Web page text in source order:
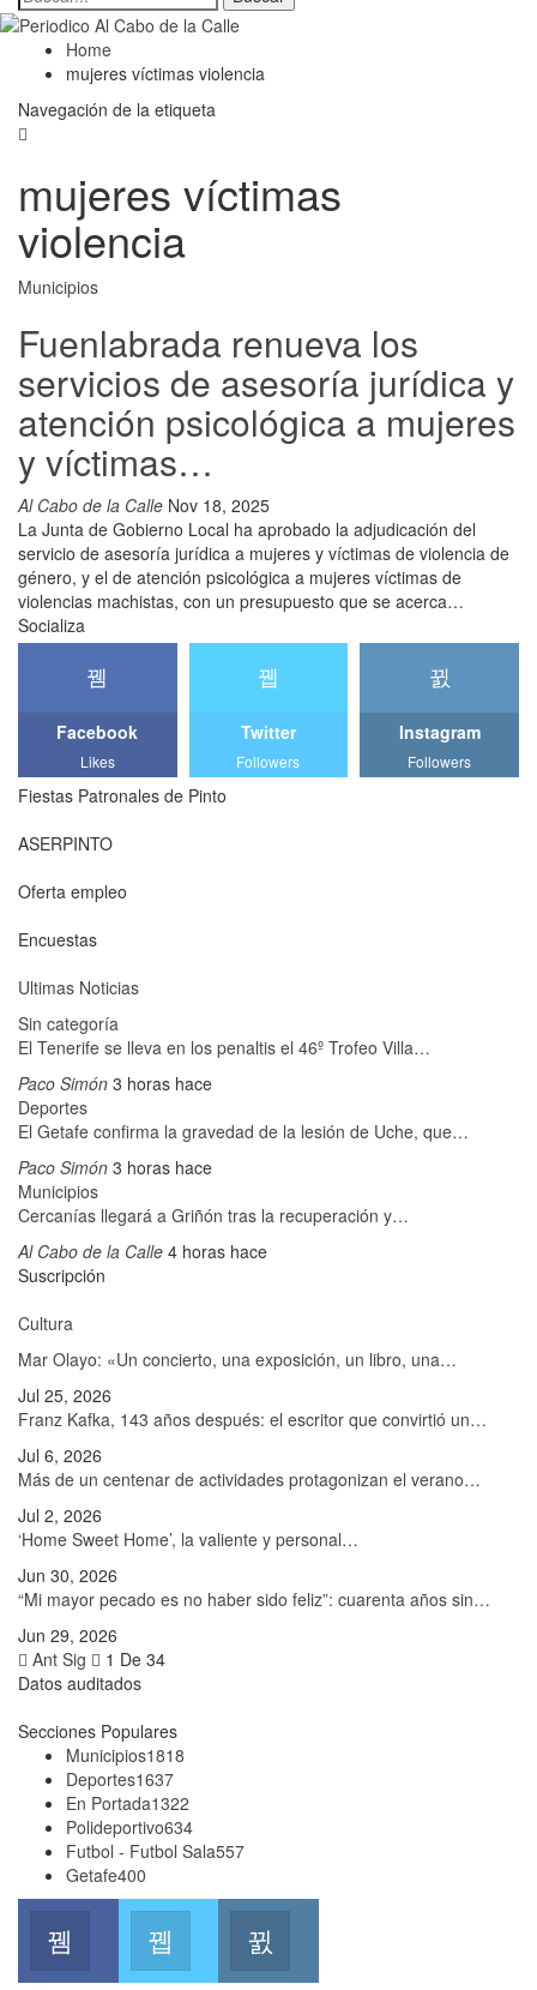
Home
mujeres víctimas violencia
Navegación de la etiqueta
mujeres víctimas
violencia
Municipios
Fuenlabrada renueva los
servicios de asesoría jurídica y
atención psicológica a mujeres
y víctimas…
Al Cabo de la Calle Nov 18, 2025
La Junta de Gobierno Local ha aprobado la adjudicación del
servicio de asesoría jurídica a mujeres y víctimas de violencia de
género, y el de atención psicológica a mujeres víctimas de
violencias machistas, con un presupuesto que se acerca…
Socializa
Facebook
Likes
Twitter
Followers
Instagram
Followers
Fiestas Patronales de Pinto
ASERPINTO
Oferta empleo
Encuestas
Ultimas Noticias
Sin categoría
El Tenerife se lleva en los penaltis el 46º Trofeo Villa…
Paco Simón 3 horas hace
Deportes
El Getafe confirma la gravedad de la lesión de Uche, que…
Paco Simón 3 horas hace
Municipios
Cercanías llegará a Griñón tras la recuperación y…
Al Cabo de la Calle 4 horas hace
Suscripción
Cultura
Mar Olayo: «Un concierto, una exposición, un libro, una…
Jul 25, 2026
Franz Kafka, 143 años después: el escritor que convirtió un…
Jul 6, 2026
Más de un centenar de actividades protagonizan el verano…
Jul 2, 2026
‘Home Sweet Home’, la valiente y personal…
Jun 30, 2026
“Mi mayor pecado es no haber sido feliz”: cuarenta años sin…
Jun 29, 2026
Ant Sig
1 De 34
Datos auditados
Secciones Populares
Municipios1818
Deportes1637
En Portada1322
Polideportivo634
Futbol - Futbol Sala557
Getafe400
Facebook
Join us on FacebookJoin us on Twitter